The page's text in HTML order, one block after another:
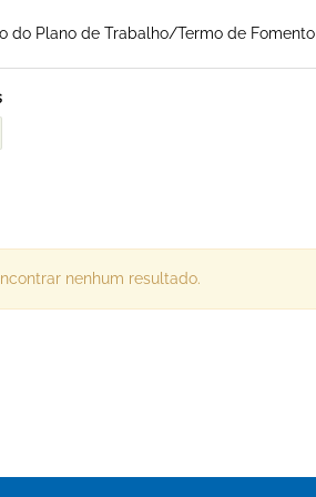
do Plano de Trabalho/Termo de Fomento
nenhum resultado.